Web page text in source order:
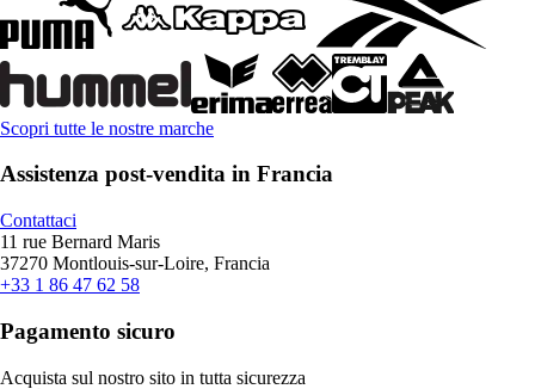
Scopri tutte le nostre marche
Assistenza post-vendita in Francia
Contattaci
11 rue Bernard Maris
37270 Montlouis-sur-Loire, Francia
+33 1 86 47 62 58
Pagamento sicuro
Acquista sul nostro sito in tutta sicurezza